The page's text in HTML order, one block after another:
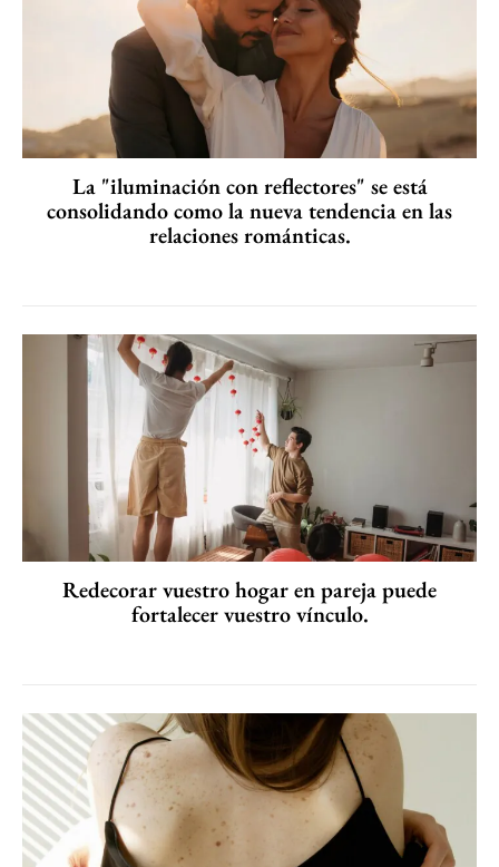
La "iluminación con reflectores" se está
consolidando como la nueva tendencia en las
relaciones románticas.
Redecorar vuestro hogar en pareja puede
fortalecer vuestro vínculo.